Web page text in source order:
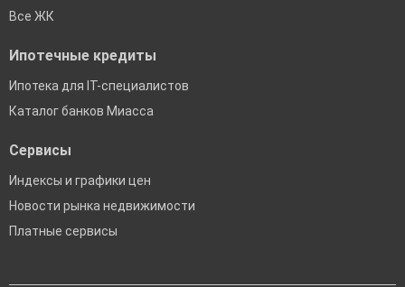
Все ЖК
Ипотечные кредиты
Ипотека для IT-специалистов
Каталог банков Миасса
Сервисы
Индексы и графики цен
Новости рынка недвижимости
Платные сервисы